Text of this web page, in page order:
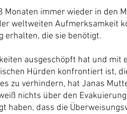
Monaten immer wieder in den
weltweiten Aufmerksamkeit
erhalten, die sie benötigt.
ausgeschöpft hat und mit
Hürden konfrontiert ist,
zu verhindern, hat Janas
nichts über den
haben, dass die